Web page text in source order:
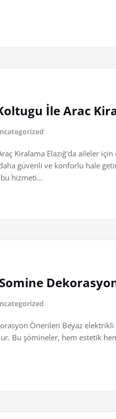
İle Arac
Kiralama Elazığ'da aileler
güvenli ve konforlu hale
hizmeti…
Önerileri Beyaz
Bu şömineler, hem estetik